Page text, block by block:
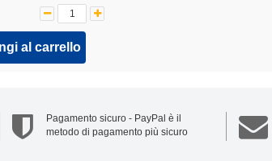
al carrello
Pagamento sicuro - PayPal è il
metodo di pagamento più sicuro